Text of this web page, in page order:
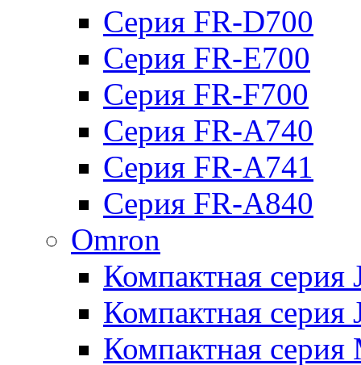
Серия FR-D700
Серия FR-E700
Серия FR-F700
Серия FR-А740
Серия FR-А741
Серия FR-А840
Omron
Компактная серия
Компактная серия
Компактная серия